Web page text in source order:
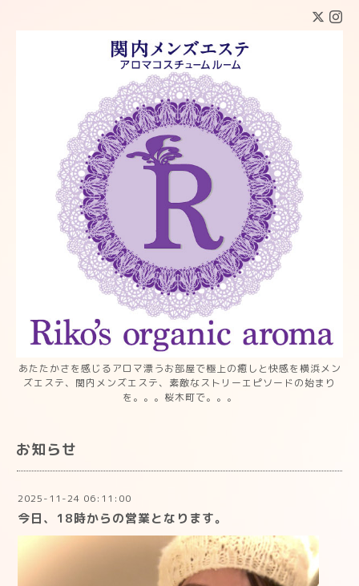
あたたかさを感じるアロマ漂うお部屋で極上の癒しと快感を横浜メン
ズエステ、関内メンズエステ、素敵なストリーエピソードの始まり
を。。。桜木町で。。。
お知らせ
2025-11-24 06:11:00
今日、18時からの営業となります。